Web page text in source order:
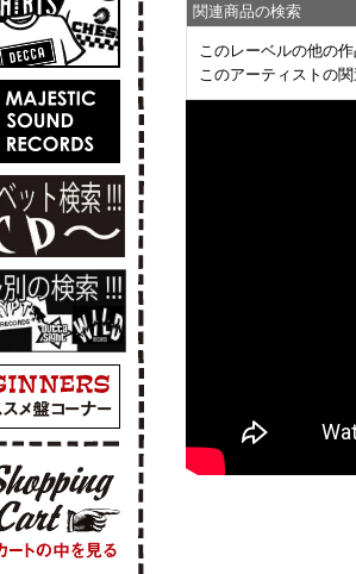
関連商品の検索
このレーベルの他の
このアーティストの